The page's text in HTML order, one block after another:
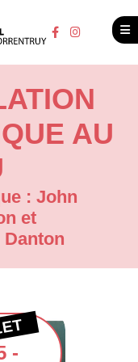
AU
: John
et
-